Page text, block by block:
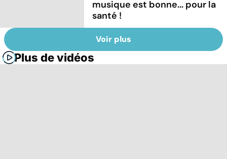
musique est bonne... pour la
santé !
Voir plus
Plus de vidéos